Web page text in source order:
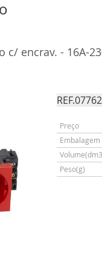
c/ encrav. - 16A-
Preço
Peso(g)